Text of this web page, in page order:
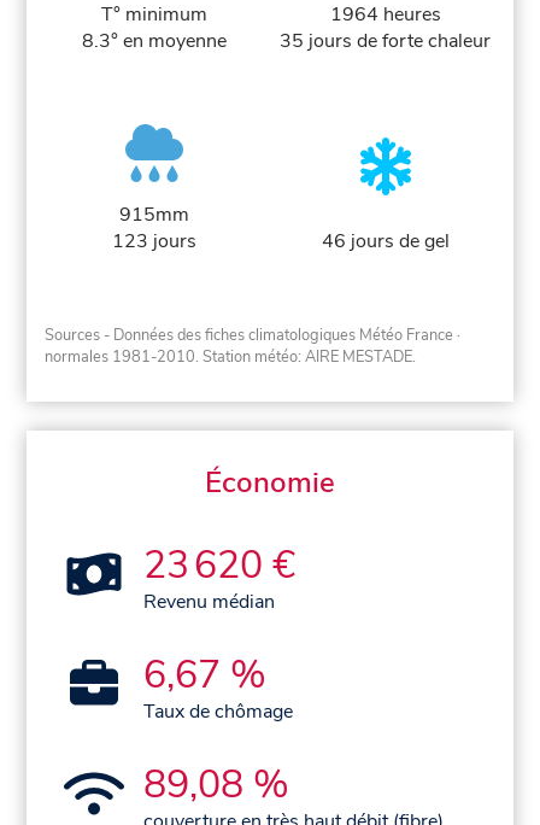
T° minimum
8.3° en moyenne
1964 heures
35 jours de forte chaleur
915mm
123 jours
46 jours de gel
Sources - Données des fiches climatologiques Météo France ·
normales 1981-2010. Station météo: AIRE MESTADE.
Économie
23 620 €
Revenu médian
6,67 %
Taux de chômage
89,08 %